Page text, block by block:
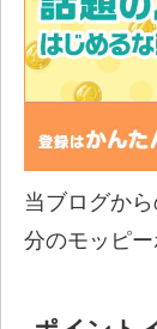
当ブログか
分のモッピ